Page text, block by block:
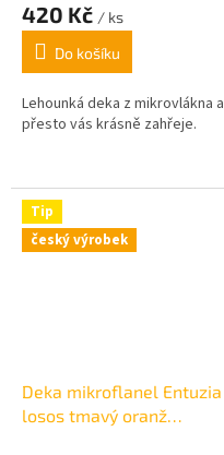
420 Kč / ks
Do košíku
Lehounká deka z mikrovlákna a
přesto vás krásně zahřeje.
Tip
český výrobek
Deka mikroflanel Entuzia
losos tmavý oranž